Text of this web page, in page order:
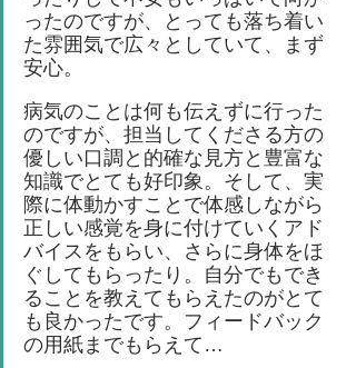
ったのですが、とっても落ち着い
た雰囲気で広々としていて、まず
安心。
病気のことは何も伝えずに行った
のですが、担当してくださる方の
優しい口調と的確な見方と豊富な
知識でとても好印象。そして、実
際に体動かすことで体感しながら
正しい感覚を身に付けていくアド
バイスをもらい、さらに身体をほ
ぐしてもらったり。自分でもでき
ることを教えてもらえたのがとて
も良かったです。フィードバック
の用紙までもらえて…